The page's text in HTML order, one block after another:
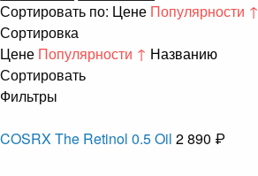
Сортировать по: Цене Популярности ↑
Сортировка
Цене Популярности ↑ Названию
Сортировать
Фильтры
COSRX The Retinol 0.5 Oil 2 890 ₽